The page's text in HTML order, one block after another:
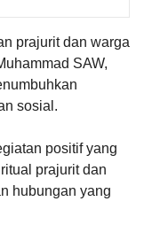
prajurit dan warga
SAW,
sosial.
positif yang
prajurit dan
hubungan yang